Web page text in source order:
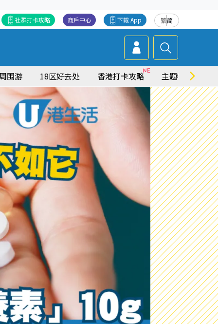
繁简
下載 App
商戶中心
社群打卡攻略
周围游 18区好去处 香港打卡攻略 主题特集